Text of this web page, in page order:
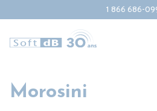
1 866 686-
Morosini